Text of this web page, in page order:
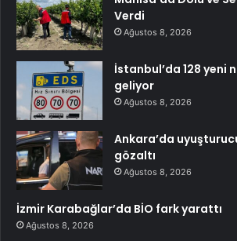
Verdi
Ağustos 8, 2026
İstanbul’da 128 yeni
geliyor
Ağustos 8, 2026
Ankara’da
gözaltı
Ağustos 8, 2026
İzmir Karabağlar’da BİO fark yarattı
Ağustos 8, 2026